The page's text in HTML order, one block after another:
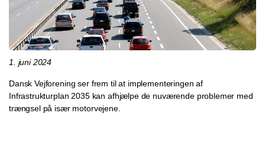
1. juni 2024
Dansk Vejforening ser frem til at implementeringen af
Infrastrukturplan 2035 kan afhjælpe de nuværende problemer med
trængsel på især motorvejene.